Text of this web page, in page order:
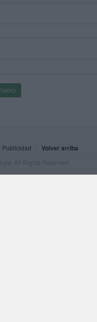
Publicidad Volver arriba